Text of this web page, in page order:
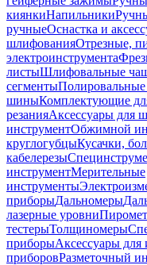
киянкиНапильники
ручныеОснастка и
шлифованияОтрезные,
электроинструмента
листыШлифовальные
сегменты
шиныКомплектующие
резанияАксессуары для
инструментОбжимной
круглогубцыКусачки,
кабелерезы
инструментМерительные
инструменты
приборыДальномеры
лазерные уровни
тестерыТолщиномеры
приборыАксессуары для
приборовРазметочный